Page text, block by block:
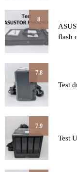
8
flash
7.8
Test
7.9
Test